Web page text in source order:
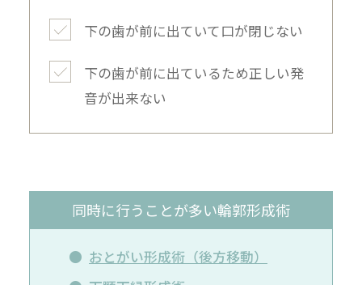
下の歯が前に出ていて口が閉じない
下の歯が前に出ているため正しい発
音が出来ない
同時に行うことが多い輪郭形成術
おとがい形成術（後方移動）